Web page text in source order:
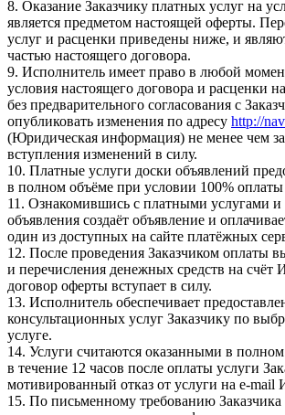
8. Оказание Заказчику платных услуг на
является предметом настоящей оферты.
услуг и расценки приведены ниже, и
частью настоящего договора.
9. Исполнитель имеет право в любой
условия настоящего договора и расценки
без предварительного согласования с
опубликовать изменения по адресу http://
(Юридическая информация) не менее чем
вступления изменений в силу.
10. Платные услуги доски объявлений
в полном объёме при условии 100% оплаты
11. Ознакомившись с платными услугами и
объявления создаёт объявление и
один из доступных на сайте платёжных
12. После проведения Заказчиком оплаты
и перечисления денежных средств на счёт
договор оферты вступает в силу.
13. Исполнитель обеспечивает
консультационных услуг Заказчику по
услуге.
14. Услуги считаются оказанными в
в течение 12 часов после оплаты услуги
мотивированный отказ от услуги на e-mail
15. По письменному требованию